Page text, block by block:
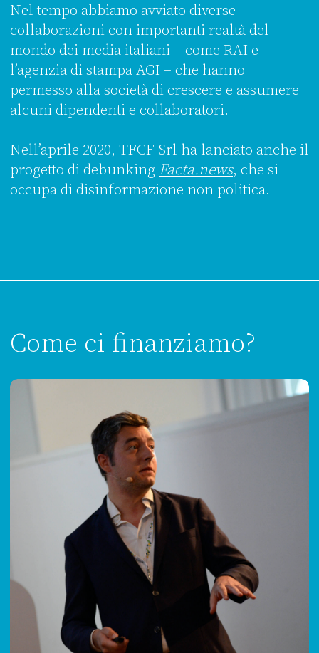
Nel tempo abbiamo avviato diverse
collaborazioni con importanti realtà del
mondo dei media italiani – come RAI e
l’agenzia di stampa AGI – che hanno
permesso alla società di crescere e assumere
alcuni dipendenti e collaboratori.
Nell’aprile 2020, TFCF Srl ha lanciato anche il
progetto di debunking Facta.news, che si
occupa di disinformazione non politica.
Come ci finanziamo?